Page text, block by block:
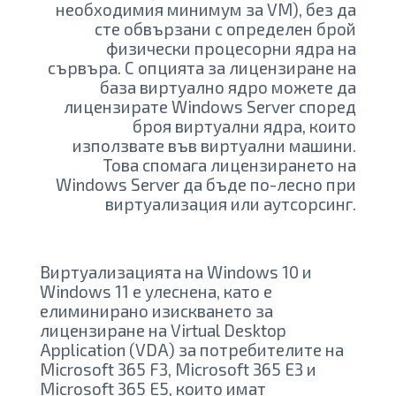
необходимия минимум за VM), без да
сте обвързани с определен брой
физически процесорни ядра на
сървъра. С опцията за лицензиране на
база виртуално ядро ​​можете да
лицензирате Windows Server според
броя виртуални ядра, които
използвате във виртуални машини.
Това спомага лицензирането на
Windows Server да бъде по-лесно при
виртуализация или аутсорсинг.
Виртуализацията на Windows 10 и
Windows 11 е улеснена, като е
елиминирано изискването за
лицензиране на Virtual Desktop
Application (VDA) за потребителите на
Microsoft 365 F3, Microsoft 365 E3 и
Microsoft 365 E5, които имат